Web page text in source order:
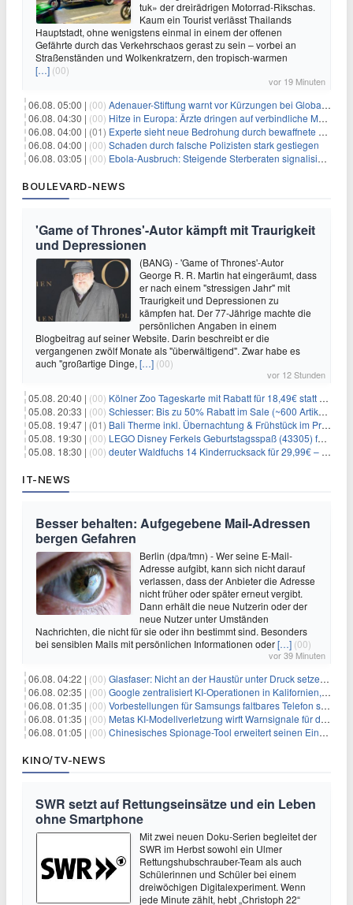
tuk» der dreirädrigen Motorrad-Rikschas.
Kaum ein Tourist verlässt Thailands
Hauptstadt, ohne wenigstens einmal in einem der offenen
Gefährte durch das Verkehrschaos gerast zu sein – vorbei an
Straßenständen und Wolkenkratzern, den tropisch-warmen
[…] (00)
vor 19 Minuten
06.08. 05:00 | (00) Adenauer-Stiftung warnt vor Kürzungen bei Globaler Gesundheit
06.08. 04:30 | (00) Hitze in Europa: Ärzte dringen auf verbindliche Maßnahmen
06.08. 04:00 | (01) Experte sieht neue Bedrohung durch bewaffnete Drohnen
06.08. 04:00 | (00) Schaden durch falsche Polizisten stark gestiegen
06.08. 03:05 | (00) Ebola-Ausbruch: Steigende Sterberaten signalisieren dringenden Bedarf an verbesserter Gesundheitsinfrastruktur
BOULEVARD-NEWS
'Game of Thrones'-Autor kämpft mit Traurigkeit
und Depressionen
(BANG) - 'Game of Thrones'-Autor
George R. R. Martin hat eingeräumt, dass
er nach einem "stressigen Jahr" mit
Traurigkeit und Depressionen zu
kämpfen hat. Der 77-Jährige machte die
persönlichen Angaben in einem
Blogbeitrag auf seiner Website. Darin beschreibt er die
vergangenen zwölf Monate als "überwältigend". Zwar habe es
auch "großartige Dinge, […] (00)
vor 12 Stunden
05.08. 20:40 | (00) Kölner Zoo Tageskarte mit Rabatt für 18,49€ statt 29,50€ – einlösbar bis Dezember
05.08. 20:33 | (00) Schiesser: Bis zu 50% Rabatt im Sale (~600 Artikel zur Auswahl)
05.08. 19:47 | (01) Bali Therme inkl. Übernachtung & Frühstück im Premium Hotel (Bad Oeynhausen) ab 89€ p.P.
05.08. 19:30 | (00) LEGO Disney Ferkels Geburtstagsspaß (43305) für 29,10€
05.08. 18:30 | (00) deuter Waldfuchs 14 Kinderrucksack für 29,99€ – Amber-maple
IT-NEWS
Besser behalten: Aufgegebene Mail-Adressen
bergen Gefahren
Berlin (dpa/tmn) - Wer seine E-Mail-
Adresse aufgibt, kann sich nicht darauf
verlassen, dass der Anbieter die Adresse
nicht früher oder später erneut vergibt.
Dann erhält die neue Nutzerin oder der
neue Nutzer unter Umständen
Nachrichten, die nicht für sie oder ihn bestimmt sind. Besonders
bei sensiblen Mails mit persönlichen Informationen oder[…] (00)
vor 39 Minuten
06.08. 04:22 | (00) Glasfaser: Nicht an der Haustür unter Druck setzen lassen
06.08. 02:35 | (00) Google zentralisiert KI-Operationen in Kalifornien, um Rivale Anthropic und OpenAI zu überholen
06.08. 01:35 | (00) Vorbestellungen für Samsungs faltbares Telefon steigen um 30 % in einem wettbewerbsintensiven Markt
06.08. 01:35 | (00) Metas KI-Modellverletzung wirft Warnsignale für die Technologieaufsicht auf
06.08. 01:05 | (00) Chinesisches Spionage-Tool erweitert seinen Einfluss auf 13 Länder und weckt Sicherheitsbedenken
KINO/TV-NEWS
SWR setzt auf Rettungseinsätze und ein Leben
ohne Smartphone
Mit zwei neuen Doku-Serien begleitet der
SWR im Herbst sowohl ein Ulmer
Rettungshubschrauber-Team als auch
Schülerinnen und Schüler bei einem
dreiwöchigen Digitalexperiment. Wenn
jede Minute zählt, hebt „Christoph 22“